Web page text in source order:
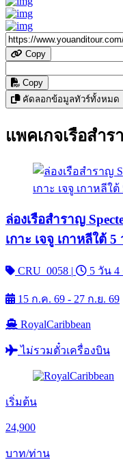
Copy
Copy
คัดลอกข้อมูลทัวร์ทั้งหมด
แพคเกจเรือสำ
ล่องเรือสำราญ
เกาะ เจจู เกาหลีใต้
CRU_0058 | 5 วัน
15 ก.ค. 69 - 27 ก.ย. 69
RoyalCaribbean
ไม่รวมตั๋วเครื่องบิน
เริ่มต้น
24,900
บาท/ท่าน